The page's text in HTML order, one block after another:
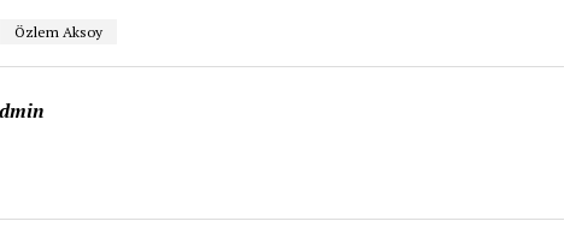
Özlem Aksoy